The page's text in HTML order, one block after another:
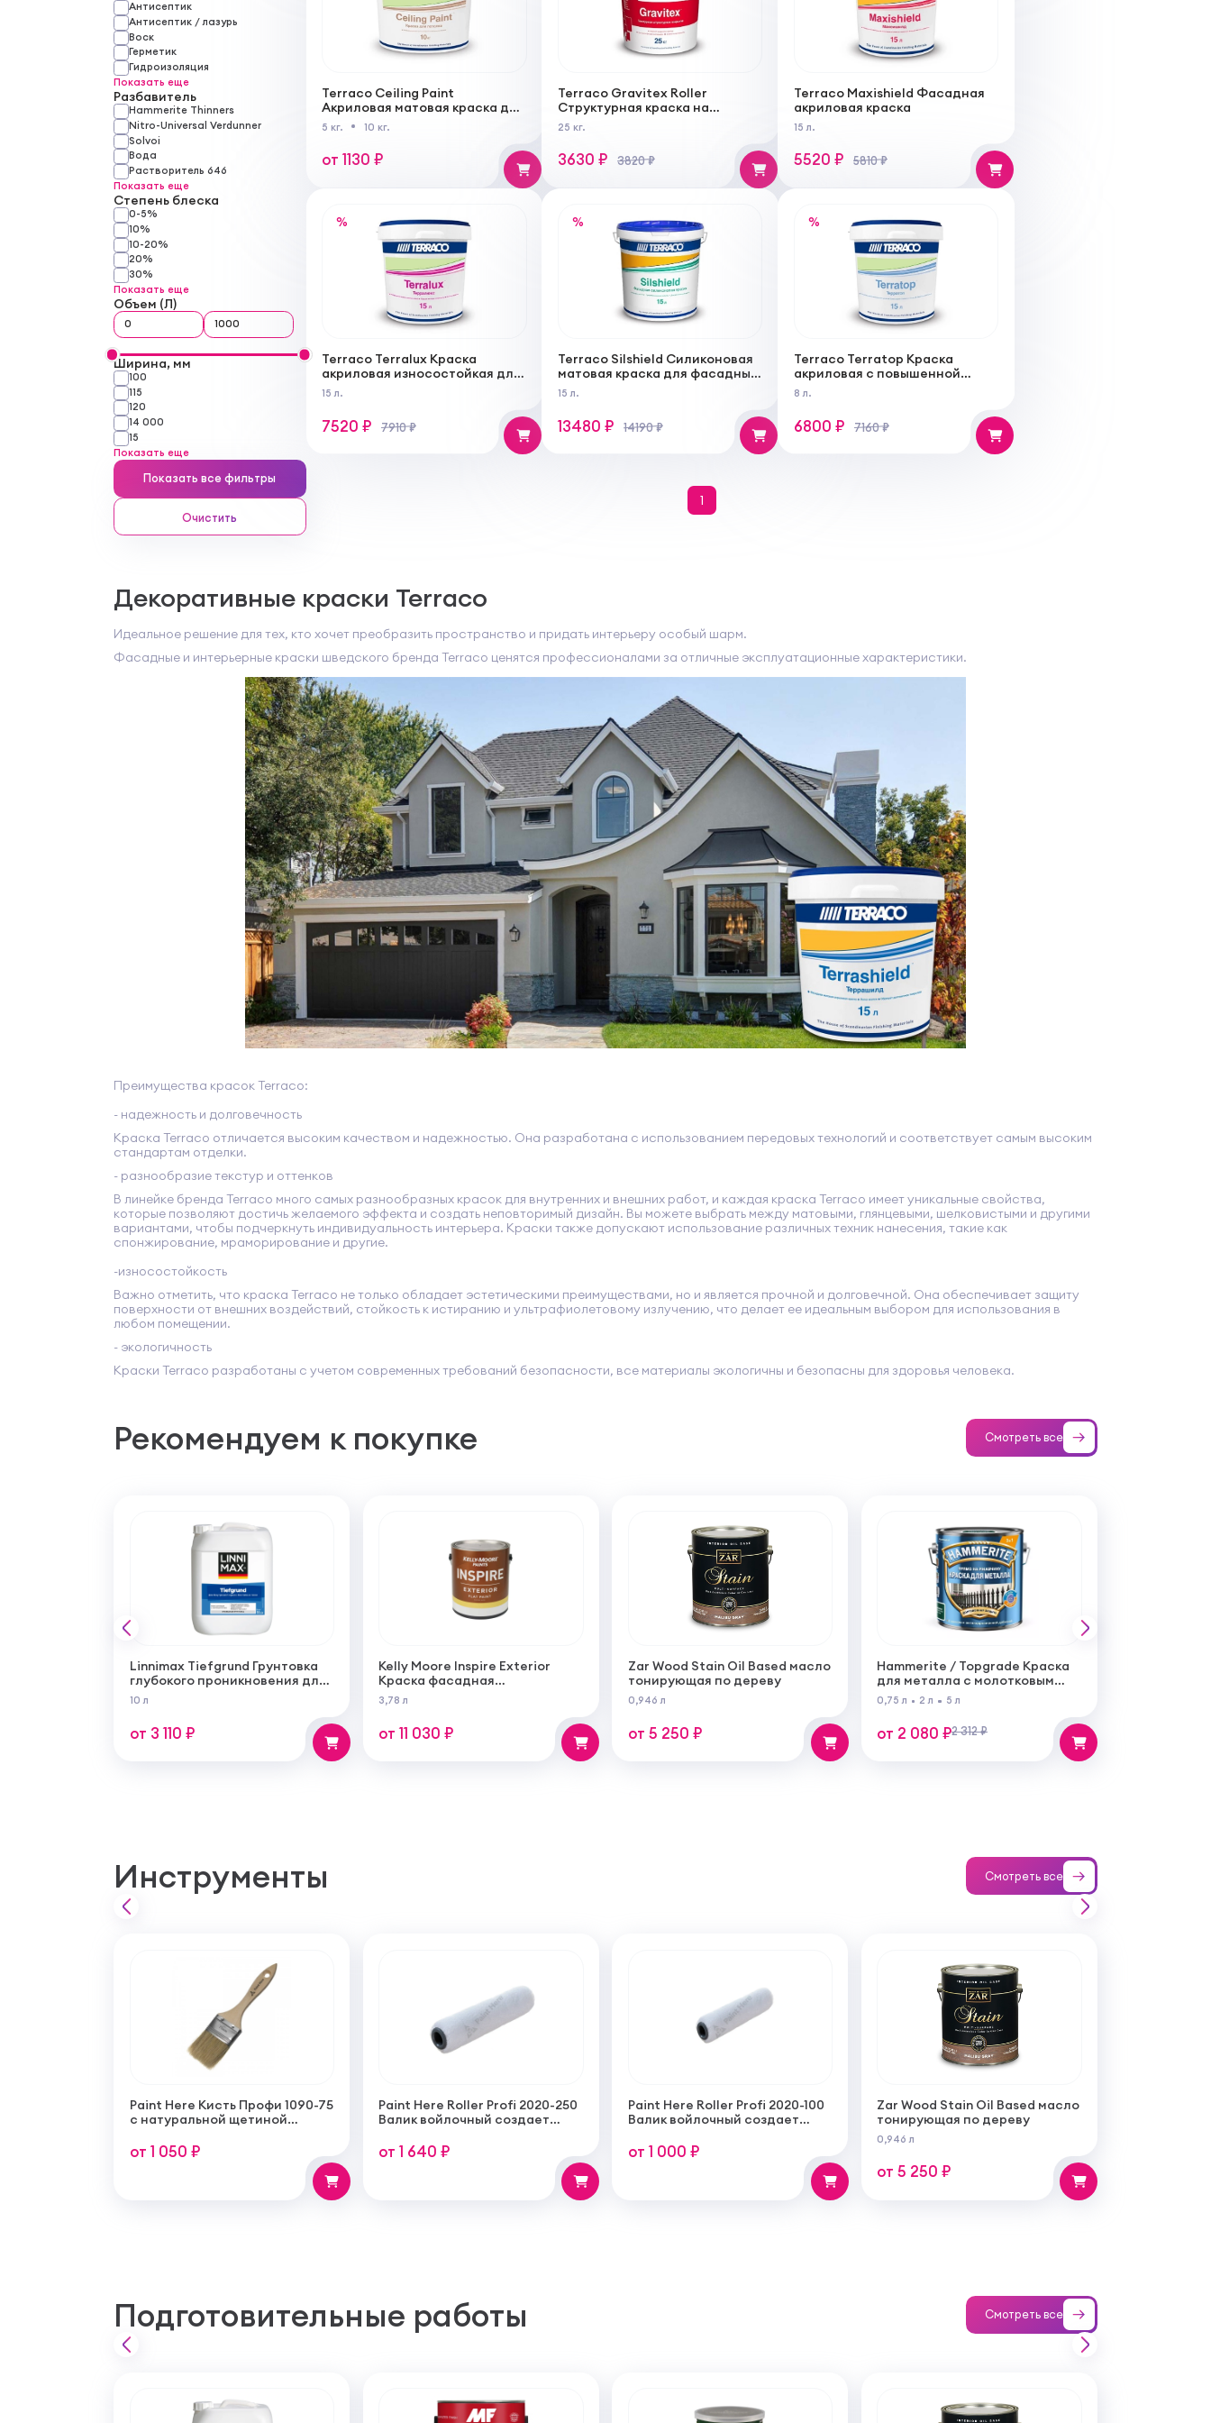
Антисептик
Антисептик / лазурь
Воск
Герметик
Гидроизоляция
Показать еще
Разбавитель
Hammerite Thinners
Nitro-Universal Verdunner
Solvoi
Вода
Растворитель 646
Показать еще
Степень блеска
0-5%
10%
10-20%
20%
30%
Показать еще
Объем (Л)
Ширина, мм
100
115
120
14 000
15
Показать еще
Показать все фильтры
Очистить
Terraco Ceiling Paint
Акриловая матовая краска для
потолков
5 кг. 10 кг.
от 1130 ₽
Terraco Gravitex Roller
Структурная краска на
акриловой основе c низкой
текстурой типа "Шагрень"
25 кг.
3630 ₽ 3820 ₽
Terraco Maxishield Фасадная
акриловая краска
15 л.
5520 ₽ 5810 ₽
%
Terraco Terralux Краска
акриловая износостойкая для
внутренних и наружных работ
15 л.
7520 ₽ 7910 ₽
%
Terraco Silshield Силиконовая
матовая краска для фасадных
работ
15 л.
13480 ₽ 14190 ₽
%
Terraco Terratop Краска
акриловая c повышенной
устойчивостью к загрязнениям
8 л.
6800 ₽ 7160 ₽
1
Декоративные краски Terraco
Идеальное решение для тех, кто хочет преобразить пространство и придать интерьеру особый шарм.
Фасадные и интерьерные краски шведского бренда Terraco ценятся профессионалами за отличные эксплуатационные характеристики.
Преимущества красок Terraco:
- надежность и долговечность
Краска Terraco отличается высоким качеством и надежностью. Она разработана с использованием передовых технологий и соответствует самым высоким
стандартам отделки.
- разнообразие текстур и оттенков
В линейке бренда Terraco много самых разнообразных красок для внутренних и внешних работ, и каждая краска Terraco имеет уникальные свойства,
которые позволяют достичь желаемого эффекта и создать неповторимый дизайн. Вы можете выбрать между матовыми, глянцевыми, шелковистыми и другими
вариантами, чтобы подчеркнуть индивидуальность интерьера. Краски также допускают использование различных техник нанесения, такие как
спонжирование, мраморирование и другие.
-износостойкость
Важно отметить, что краска Terraco не только обладает эстетическими преимуществами, но и является прочной и долговечной. Она обеспечивает защиту
поверхности от внешних воздействий, стойкость к истиранию и ультрафиолетовому излучению, что делает ее идеальным выбором для использования в
любом помещении.
- экологичность
Краски Terraco разработаны с учетом современных требований безопасности, все материалы экологичны и безопасны для здоровья человека.
Рекомендуем к покупке Смотреть все
Linnimax Tiefgrund Грунтовка
глубокого проникновения для
внутренних и наружных работ
10 л
от 3 110 ₽
Kelly Moore Inspire Exterior
Краска фасадная
самогрунтующаяся
суперукрывистая ультра
матовая
3,78 л
от 11 030 ₽
Zar Wood Stain Oil Based масло
тонирующая по дереву
0,946 л
от 5 250 ₽
Hammerite / Topgrade Краска
для металла с молотковым
эффектом
0,75 л 2 л 5 л
от 2 080 ₽2 312 ₽
Инструменты Смотреть все
Paint Here Кисть Профи 1090-75
с натуральной щетиной
от 1 050 ₽
Paint Here Roller Profi 2020-250
Валик войлочный создает
покрытия 250мм
от 1 640 ₽
Paint Here Roller Profi 2020-100
Валик войлочный создает
покрытия 100мм
от 1 000 ₽
Zar Wood Stain Oil Based масло
тонирующая по дереву
0,946 л
от 5 250 ₽
Подготовительные работы Смотреть все